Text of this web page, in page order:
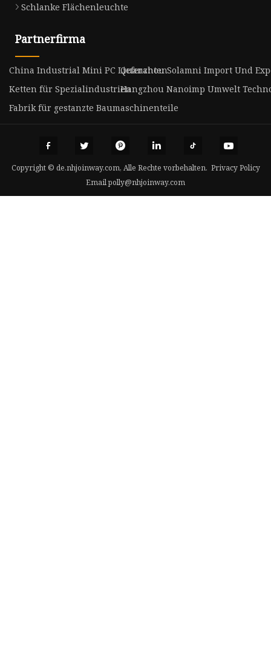
Schlanke Flächenleuchte
Partnerfirma
China Industrial Mini PC LieferantenQuanzhou Solamni Import Und
Ketten für SpezialindustrienHangzhou Nanoimp Umwelt
Fabrik für gestanzte Baumaschinenteile
Copyright © de.nhjoinway.com, Alle Rechte vorbehalten. Privacy Policy
Emailpolly@nhjoinway.com